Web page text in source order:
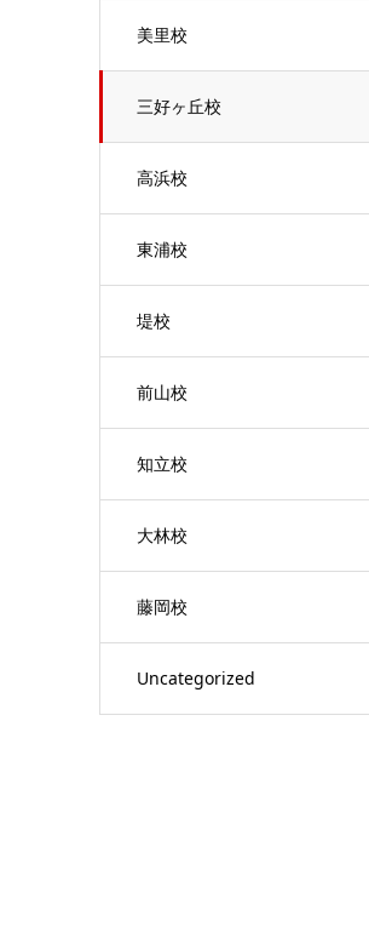
美里校
三好ヶ丘校
高浜校
東浦校
堤校
前山校
知立校
大林校
藤岡校
Uncategorized